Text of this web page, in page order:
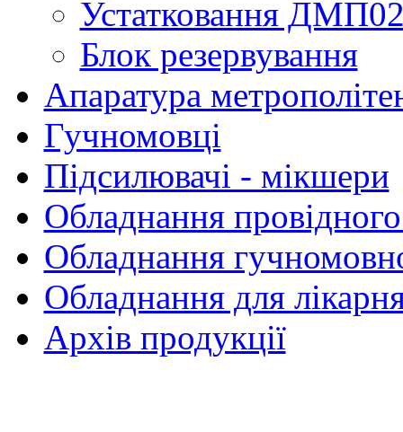
Устатковання
Блок резервування
Апаратура
Гучномовці
Підсилювачі - мікшери
Обладнання провідного
Обладнання
Обладнання для
Архів продукції